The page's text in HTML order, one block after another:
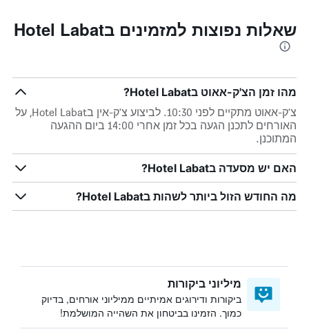
שאלות נפוצות למזמינים בHotel Labat
מהו זמן הצ'ק-אאוט בHotel Labat?
צ'ק-אאוט מתקיים לפני 10:30. לביצוע צ'ק-אין בHotel Labat, על
האורחים לתכנן הגעה בכל זמן אחרי 14:00 ביום ההגעה
המתוכנן.
האם יש מסעדה בHotel Labat?
מה החודש הזול ביותר לשהות בHotel Labat?
מיליוני ביקורות
ביקורות ודירוגים אמיתיים ממיליוני אורחים, בדיוק
כמוך. הזמינו בביטחון את השהייה המושלמת!